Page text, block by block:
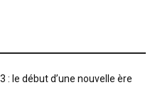
: le début d’une nouvelle ère